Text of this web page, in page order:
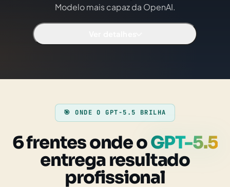
Modelo mais capaz da OpenAI.
🎯 ONDE O GPT-5.5 BRILHA
6 frentes onde oGPT-5.5
entrega resultado
profissional